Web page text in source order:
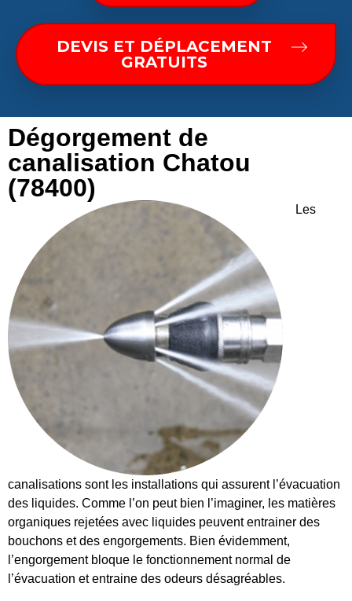
DEVIS ET DÉPLACEMENT
GRATUITS
Dégorgement de
canalisation Chatou
(78400)
Les
canalisations sont les installations qui assurent l’évacuation
des liquides. Comme l’on peut bien l’imaginer, les matières
organiques rejetées avec liquides peuvent entrainer des
bouchons et des engorgements. Bien évidemment,
l’engorgement bloque le fonctionnement normal de
l’évacuation et entraine des odeurs désagréables.